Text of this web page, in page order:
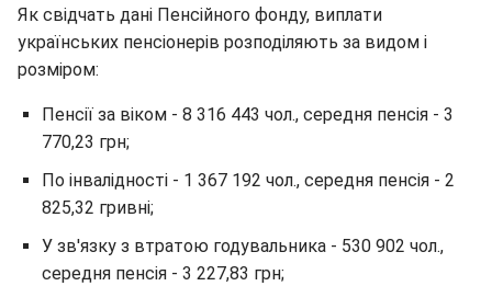
Як свідчать дані Пенсійного фонду, виплати
українських пенсіонерів розподіляють за видом і
розміром:
Пенсії за віком - 8 316 443 чол., середня пенсія - 3
770,23 грн;
По інвалідності - 1 367 192 чол., середня пенсія - 2
825,32 гривні;
У зв'язку з втратою годувальника - 530 902 чол.,
середня пенсія - 3 227,83 грн;